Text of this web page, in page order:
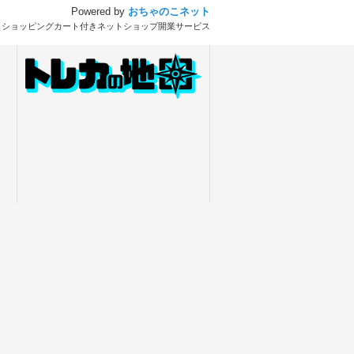
Powered by おちゃのこネット
ョッピングカート付きネットショップ開業サービス